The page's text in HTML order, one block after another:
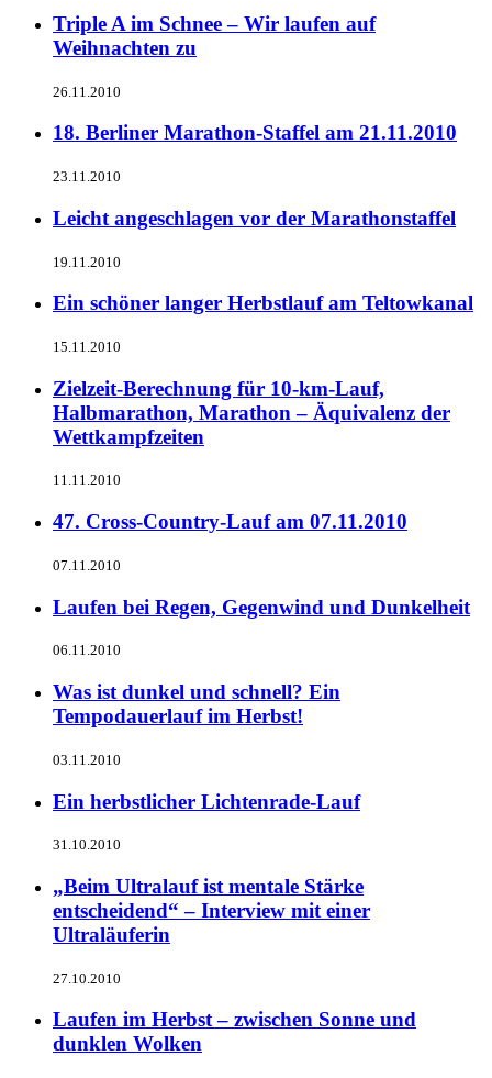
Triple A im Schnee – Wir laufen auf
Weihnachten zu
26.11.2010
18. Berliner Marathon-Staffel am 21.11.2010
23.11.2010
Leicht angeschlagen vor der Marathonstaffel
19.11.2010
Ein schöner langer Herbstlauf am Teltowkanal
15.11.2010
Zielzeit-Berechnung für 10-km-Lauf,
Halbmarathon, Marathon – Äquivalenz der
Wettkampfzeiten
11.11.2010
47. Cross-Country-Lauf am 07.11.2010
07.11.2010
Laufen bei Regen, Gegenwind und Dunkelheit
06.11.2010
Was ist dunkel und schnell? Ein
Tempodauerlauf im Herbst!
03.11.2010
Ein herbstlicher Lichtenrade-Lauf
31.10.2010
„Beim Ultralauf ist mentale Stärke
entscheidend“ – Interview mit einer
Ultraläuferin
27.10.2010
Laufen im Herbst – zwischen Sonne und
dunklen Wolken